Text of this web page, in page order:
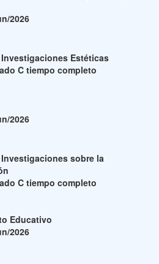
2026
Estéticas
C tiempo completo
2026
sobre la
C tiempo completo
Educativo
2026